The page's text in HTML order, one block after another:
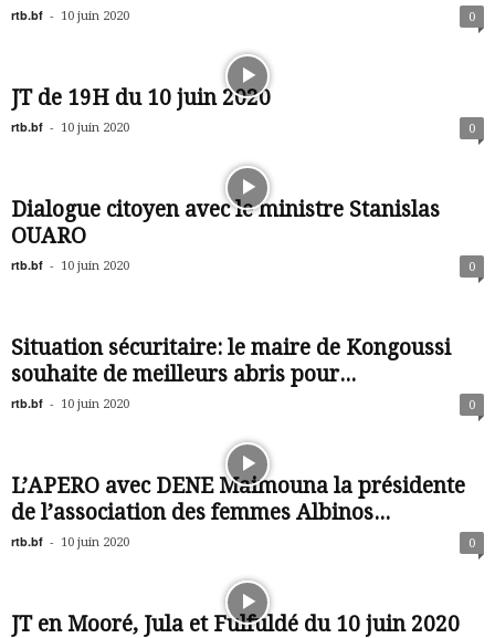
rtb.bf - 10 juin 2020 0
JT de 19H du 10 juin 2020
rtb.bf - 10 juin 2020 0
Dialogue citoyen avec le ministre Stanislas
OUARO
rtb.bf - 10 juin 2020 0
Situation sécuritaire: le maire de Kongoussi
souhaite de meilleurs abris pour...
rtb.bf - 10 juin 2020 0
L’APERO avec DENE Maimouna la présidente
de l’association des femmes Albinos...
rtb.bf - 10 juin 2020 0
JT en Mooré, Jula et Fulfuldé du 10 juin 2020